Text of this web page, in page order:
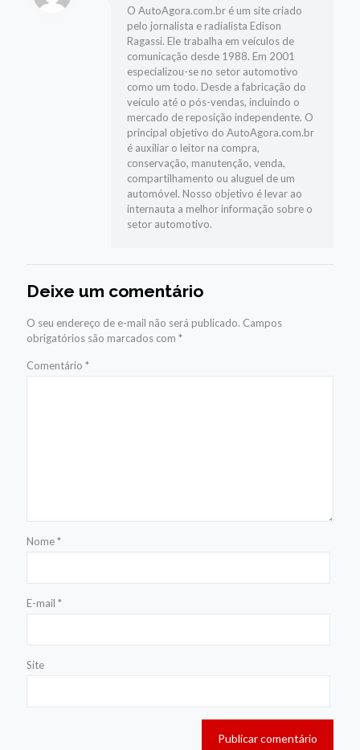
O AutoAgora.com.br é um site criado
pelo jornalista e radialista Edison
Ragassi. Ele trabalha em veículos de
comunicação desde 1988. Em 2001
especializou-se no setor automotivo
como um todo. Desde a fabricação do
veículo até o pós-vendas, incluindo o
mercado de reposição independente. O
principal objetivo do AutoAgora.com.br
é auxiliar o leitor na compra,
conservação, manutenção, venda,
compartilhamento ou aluguel de um
automóvel. Nosso objetivo é levar ao
internauta a melhor informação sobre o
setor automotivo.
Deixe um comentário
O seu endereço de e-mail não será publicado. Campos
obrigatórios são marcados com *
Comentário *
Nome*
E-mail *
Site